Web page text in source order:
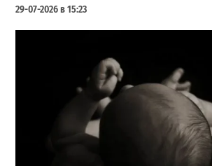
29-07-2026 в 15:23